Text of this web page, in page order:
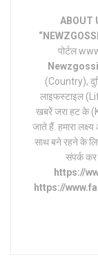
ABOUT
पोर्टल
(Country),
लाइफस्टाइल
खबरें जरा हट के
जाते हैं. हमारा
साथ बने रहने के
संपर्क
https://
https://